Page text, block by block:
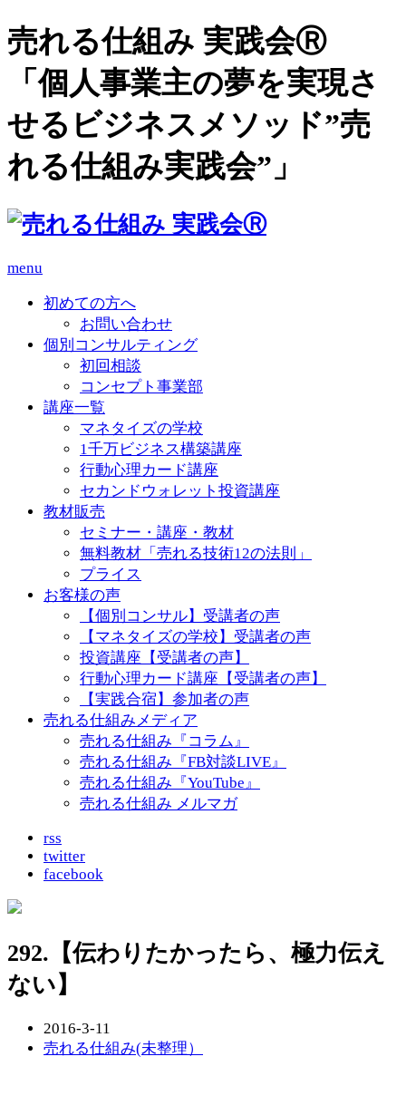
売れる仕組み 実践会Ⓡ
「個人事業主の夢を実現さ
せるビジネスメソッド”売
れる仕組み実践会”」
menu
初めての方へ
お問い合わせ
個別コンサルティング
初回相談
コンセプト事業部
講座一覧
マネタイズの学校
1千万ビジネス構築講座
行動心理カード講座
セカンドウォレット投資講座
教材販売
セミナー・講座・教材
無料教材「売れる技術12の法則」
プライス
お客様の声
【個別コンサル】受講者の声
【マネタイズの学校】受講者の声
投資講座【受講者の声】
行動心理カード講座【受講者の声】
【実践合宿】参加者の声
売れる仕組みメディア
売れる仕組み『コラム』
売れる仕組み『FB対談LIVE』
売れる仕組み『YouTube』
売れる仕組み メルマガ
rss
twitter
facebook
292.【伝わりたかったら、極力伝え
ない】
2016-3-11
売れる仕組み(未整理）